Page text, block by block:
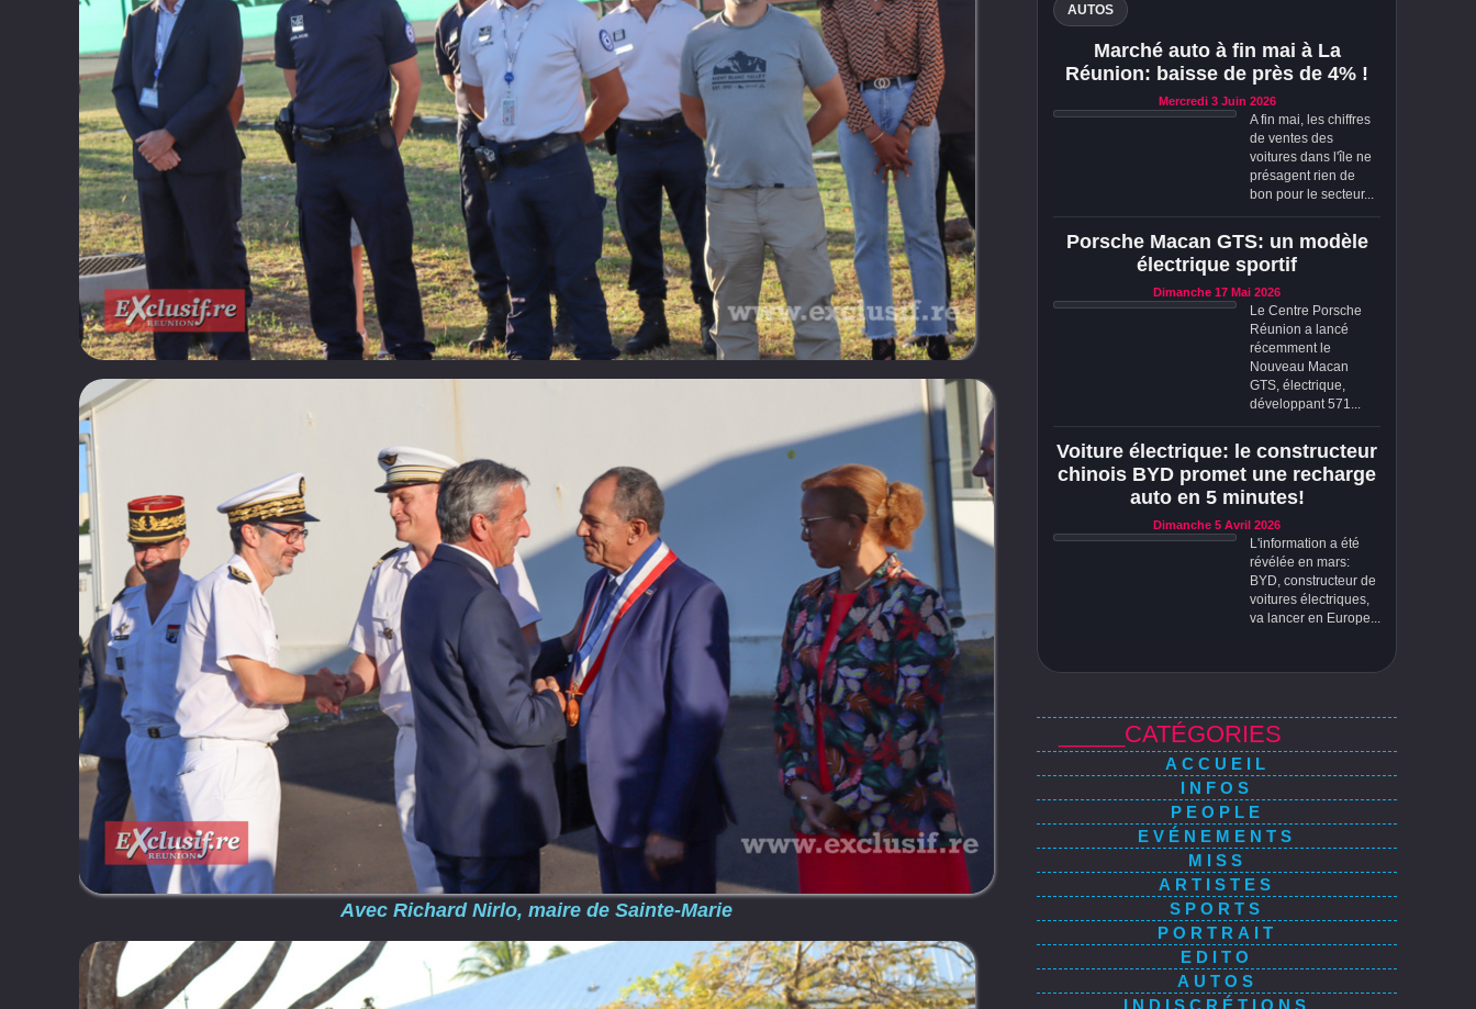
Avec Richard Nirlo, maire de Sainte-Marie
AUTOS
Marché auto à fin mai à La
Réunion: baisse de près de 4% !
Mercredi 3 Juin 2026
A fin mai, les chiffres
de ventes des
voitures dans l'île ne
présagent rien de
bon pour le secteur...
Porsche Macan GTS: un modèle
électrique sportif
Dimanche 17 Mai 2026
Le Centre Porsche
Réunion a lancé
récemment le
Nouveau Macan
GTS, électrique,
développant 571...
Voiture électrique: le constructeur
chinois BYD promet une recharge
auto en 5 minutes!
Dimanche 5 Avril 2026
L'information a été
révélée en mars:
BYD, constructeur de
voitures électriques,
va lancer en Europe...
_____CATÉGORIES
ACCUEIL
INFOS
PEOPLE
EVÉNEMENTS
MISS
ARTISTES
SPORTS
PORTRAIT
EDITO
AUTOS
INDISCRÉTIONS